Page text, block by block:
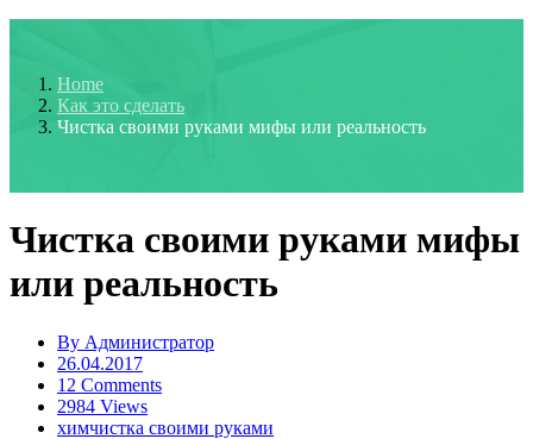
Home
Как это сделать
Чистка своими руками мифы или реальность
Чистка своими руками мифы
или реальность
By Администратор
26.04.2017
12 Comments
2984 Views
химчистка своими руками